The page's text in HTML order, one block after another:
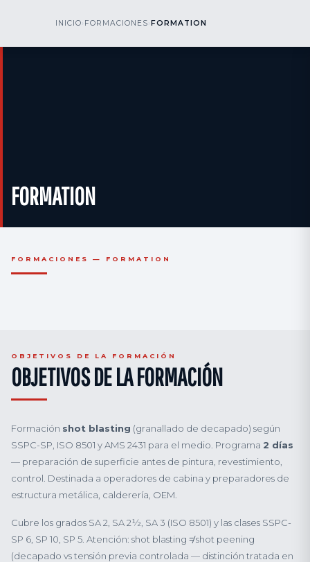
nos LLÁMENOS AOG 24/7
FORMATION
INICIO FORMACIONES FORMATION
FORMACIONES — FORMATION
OBJETIVOS DE LA FORMACIÓN
OBJETIVOS DE LA FORMACIÓN
Formación shot blasting (granallado de decapado) según
SSPC-SP, ISO 8501 y AMS 2431 para el medio. Programa 2 días
— preparación de superficie antes de pintura, revestimiento,
control. Destinada a operadores de cabina y preparadores de
estructura metálica, calderería, OEM.
Cubre los grados SA 2, SA 2½, SA 3 (ISO 8501) y las clases SSPC-
SP 6, SP 10, SP 5. Atención: shot blasting ≠ shot peening
(decapado vs tensión previa controlada — distinción tratada en